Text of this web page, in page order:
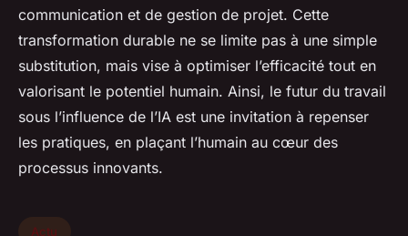
communication et de gestion de projet. Cette
transformation durable ne se limite pas à une simple
substitution, mais vise à optimiser l’efficacité tout en
valorisant le potentiel humain. Ainsi, le futur du travail
sous l’influence de l’IA est une invitation à repenser
les pratiques, en plaçant l’humain au cœur des
processus innovants.
Actu